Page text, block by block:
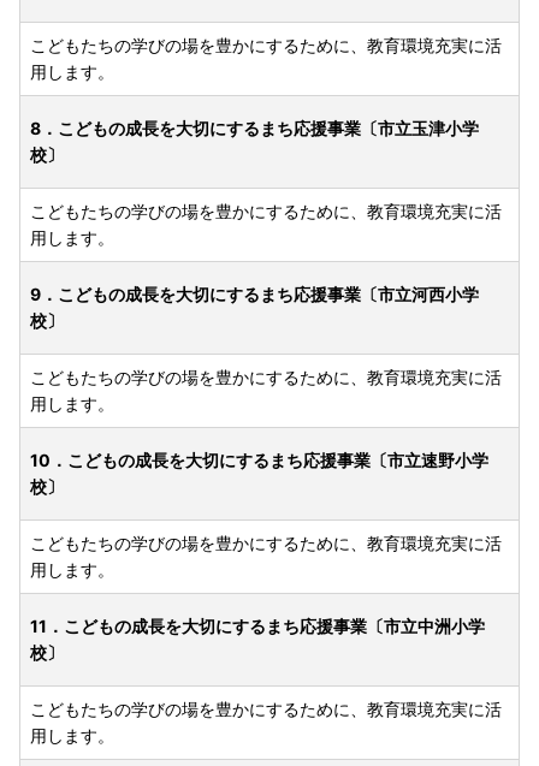
こどもたちの学びの場を豊かにするために、教育環境充実に活
用します。
8．こどもの成長を大切にするまち応援事業〔市立玉津小学
校〕
こどもたちの学びの場を豊かにするために、教育環境充実に活
用します。
9．こどもの成長を大切にするまち応援事業〔市立河西小学
校〕
こどもたちの学びの場を豊かにするために、教育環境充実に活
用します。
10．こどもの成長を大切にするまち応援事業〔市立速野小学
校〕
こどもたちの学びの場を豊かにするために、教育環境充実に活
用します。
11．こどもの成長を大切にするまち応援事業〔市立中洲小学
校〕
こどもたちの学びの場を豊かにするために、教育環境充実に活
用します。